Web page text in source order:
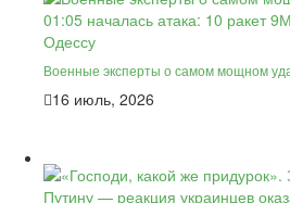
Военные эксперты о самом мощном
16 июль, 2026